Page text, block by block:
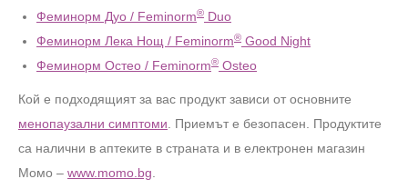
Феминорм Дуо / Feminorm® Duo
Феминорм Лека Нощ / Feminorm® Good Night
Феминорм Остео / Feminorm® Osteo
Кой е подходящият за вас продукт зависи от основните
менопаузални симптоми . Приемът е безопасен. Продуктите
са налични в аптеките в страната и в електронен магазин
Момо – www.momo.bg